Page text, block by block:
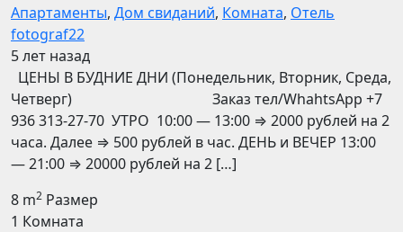
Апартаменты, Дом свиданий, Комната, Отель
fotograf22
5 лет назад
ЦЕНЫ В БУДНИЕ ДНИ (Понедельник, Вторник, Среда,
Четверг) Заказ тел/WhahtsApp +7
936 313-27-70 УТРО 10:00 — 13:00 ⇒ 2000 рублей на 2
часа. Далее ⇒ 500 рублей в час. ДЕНЬ и ВЕЧЕР 13:00
— 21:00 ⇒ 20000 рублей на 2 […]
8 m2 Размер
1 Комната